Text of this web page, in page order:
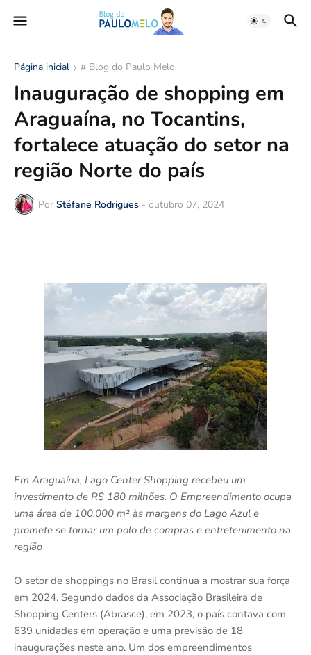
Página inicial # Blog do Paulo Melo
Inauguração de shopping em
Araguaína, no Tocantins,
fortalece atuação do setor na
região Norte do país
Por Stéfane Rodrigues - outubro 07, 2024
Em Araguaína, Lago Center Shopping recebeu um
investimento de R$ 180 milhões. O Empreendimento ocupa
uma área de 100.000 m² às margens do Lago Azul e
promete se tornar um polo de compras e entretenimento na
região
O setor de shoppings no Brasil continua a mostrar sua força
em 2024. Segundo dados da Associação Brasileira de
Shopping Centers (Abrasce), em 2023, o país contava com
639 unidades em operação e uma previsão de 18
inaugurações neste ano. Um dos empreendimentos